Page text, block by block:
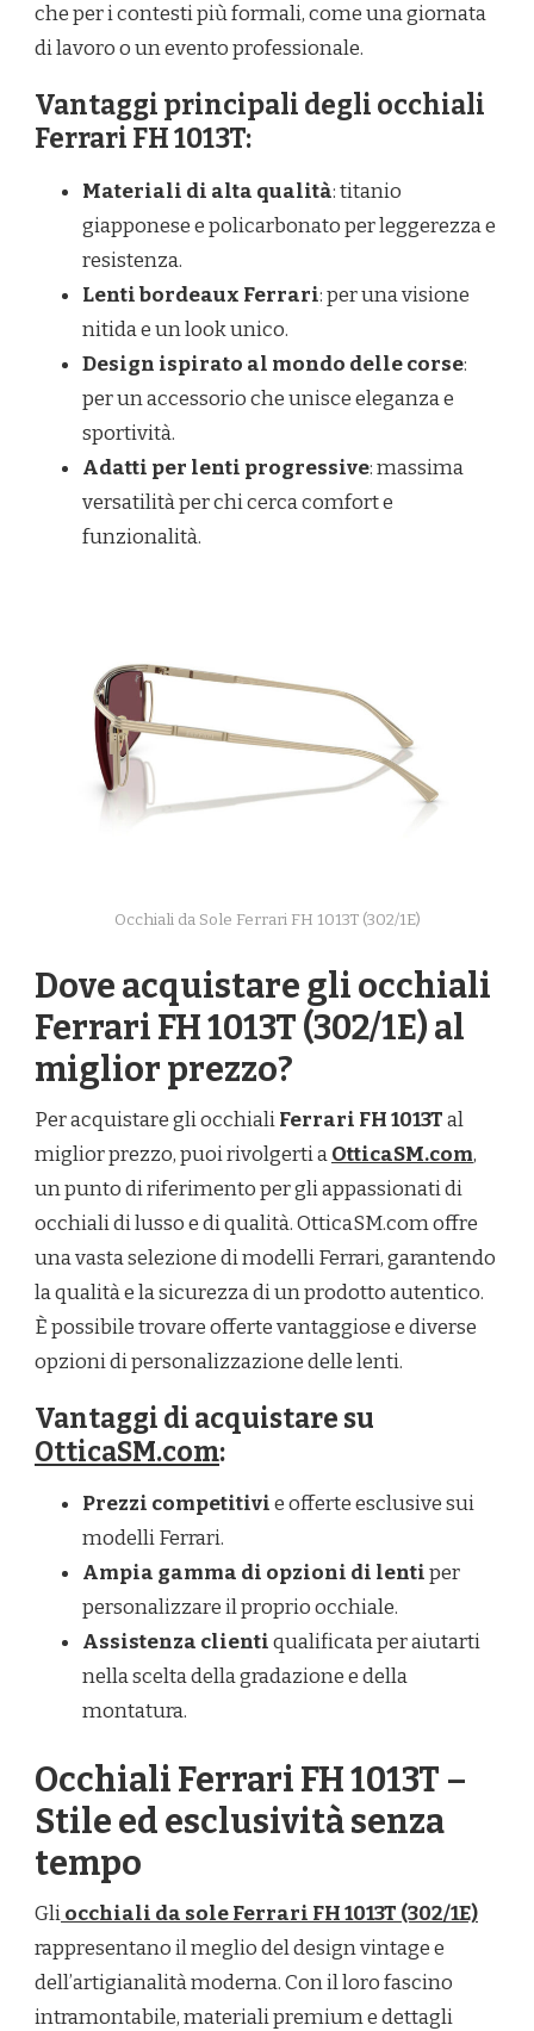
che per i contesti più formali, come una giornata
di lavoro o un evento professionale.
Vantaggi principali degli occhiali
Ferrari FH 1013T:
Materiali di alta qualità: titanio
giapponese e policarbonato per leggerezza e
resistenza.
Lenti bordeaux Ferrari: per una visione
nitida e un look unico.
Design ispirato al mondo delle corse:
per un accessorio che unisce eleganza e
sportività.
Adatti per lenti progressive: massima
versatilità per chi cerca comfort e
funzionalità.
Occhiali da Sole Ferrari FH 1013T (302/1E)
Dove acquistare gli occhiali
Ferrari FH 1013T (302/1E) al
miglior prezzo?
Per acquistare gli occhialiFerrari FH 1013Tal
miglior prezzo, puoi rivolgerti aOtticaSM.com,
un punto di riferimento per gli appassionati di
occhiali di lusso e di qualità. OtticaSM.com offre
una vasta selezione di modelli Ferrari, garantendo
la qualità e la sicurezza di un prodotto autentico.
È possibile trovare offerte vantaggiose e diverse
opzioni di personalizzazione delle lenti.
Vantaggi di acquistare su
OtticaSM.com:
Prezzi competitivie offerte esclusive sui
modelli Ferrari.
Ampia gamma di opzioni di lentiper
personalizzare il proprio occhiale.
Assistenza clientiqualificata per aiutarti
nella scelta della gradazione e della
montatura.
Occhiali Ferrari FH 1013T –
Stile ed esclusività senza
tempo
Gliocchiali da sole Ferrari FH 1013T (302/1E)
rappresentano il meglio del design vintage e
dell’artigianalità moderna. Con il loro fascino
intramontabile, materiali premium e dettagli